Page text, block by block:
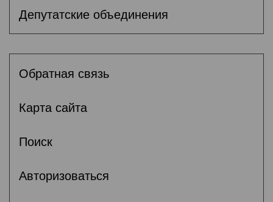
Депутатские объединения
Обратная связь
Карта сайта
Поиск
Авторизоваться